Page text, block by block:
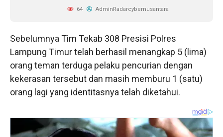
64 AdminRadarcybernusantara
Sebelumnya Tim Tekab 308 Presisi Polres
Lampung Timur telah berhasil menangkap 5 (lima)
orang teman terduga pelaku pencurian dengan
kekerasan tersebut dan masih memburu 1 (satu)
orang lagi yang identitasnya telah diketahui.